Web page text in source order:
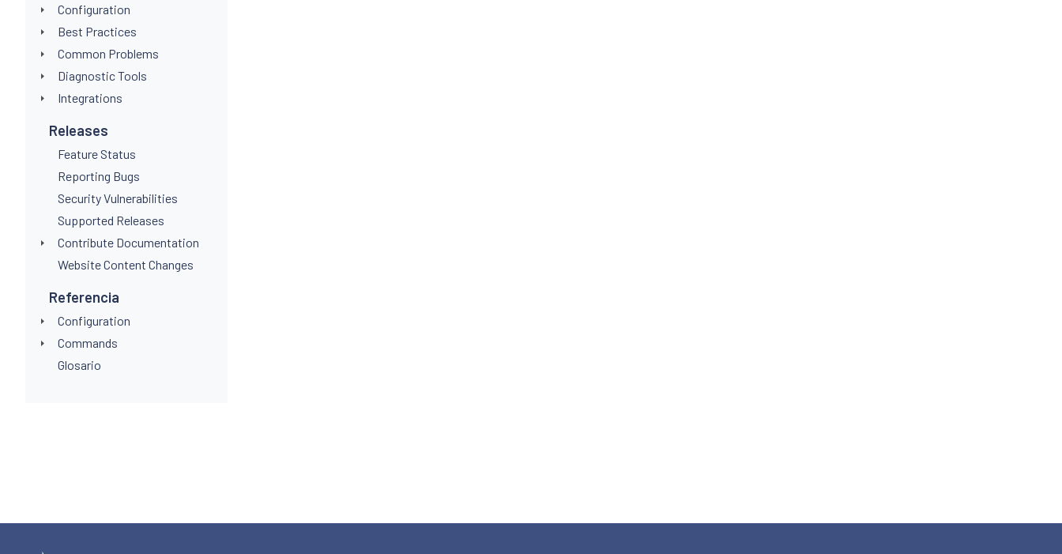
Configuration
Best Practices
Common Problems
Diagnostic Tools
Integrations
Releases
Feature Status
Reporting Bugs
Security Vulnerabilities
Supported Releases
Contribute Documentation
Website Content Changes
Referencia
Configuration
Commands
Glosario